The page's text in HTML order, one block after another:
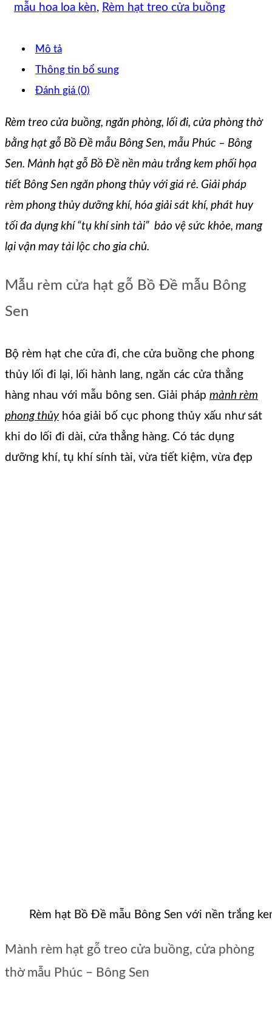
mẫu hoa loa kèn, Rèm hạt treo cửa buồng
Mô tả
Thông tin bổ sung
Đánh giá (0)
Rèm treo cửa buồng, ngăn phòng, lối đi, cửa phòng thờ
bằng hạt gỗ Bồ Đề mẫu Bông Sen, mẫu Phúc – Bông
Sen. Mành hạt gỗ Bồ Đề nền màu trắng kem phối họa
tiết Bông Sen ngăn phong thủy với giá rẻ. Giải pháp
rèm phong thủy dưỡng khí, hóa giải sát khí, phát huy
tối đa dụng khí “tụ khí sinh tài” bảo vệ sức khỏe, mang
lại vận may tài lộc cho gia chủ.
Mẫu rèm cửa hạt gỗ Bồ Đề mẫu Bông
Sen
Bộ rèm hạt che cửa đi, che cửa buồng che phong
thủy lối đi lại, lối hành lang, ngăn các cửa thẳng
hàng nhau với mẫu bông sen. Giải pháp mành rèm
phong thủyhóa giải bố cục phong thủy xấu như sát
khi do lối đi dài, cửa thẳng hàng. Có tác dụng
dưỡng khí, tụ khí sính tài, vừa tiết kiệm, vừa đẹp
Rèm hạt Bồ Đề mẫu Bông Sen với nền trắng
Mành rèm hạt gỗ treo cửa buồng, cửa phòng
thờ mẫu Phúc – Bông Sen